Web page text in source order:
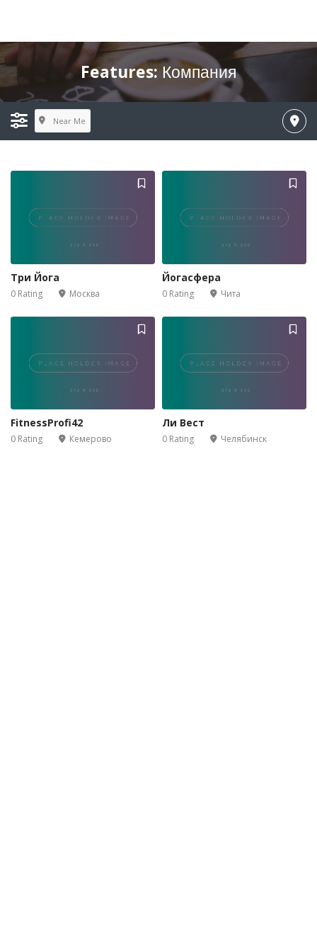
Features:Компания
Near Me
Три Йога
0 Rating Москва
Йогасфера
0 Rating Чита
FitnessProfi42
0 Rating Кемерово
Ли Вест
0 Rating Челябинск